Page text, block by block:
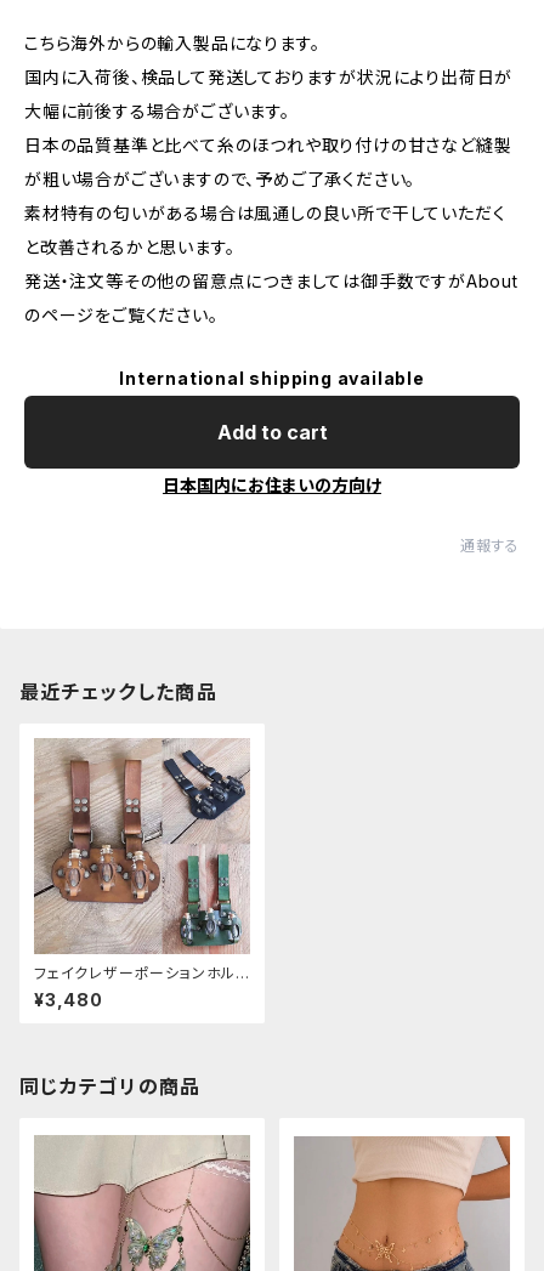
こちら海外からの輸入製品になります。
国内に入荷後、検品して発送しておりますが状況により出荷日が
大幅に前後する場合がございます。
日本の品質基準と比べて糸のほつれや取り付けの甘さなど縫製
が粗い場合がございますので、予めご了承ください。
素材特有の匂いがある場合は風通しの良い所で干していただく
と改善されるかと思います。
発送・注文等その他の留意点につきましては御手数ですがAbout
のページをご覧ください。
International shipping available
Add to cart
日本国内にお住まいの方向け
通報する
最近チェックした商品
フェイクレザーポーションホルダ
ー
¥3,480
同じカテゴリの商品